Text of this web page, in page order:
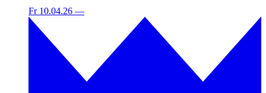
Fr 10.04.26 —